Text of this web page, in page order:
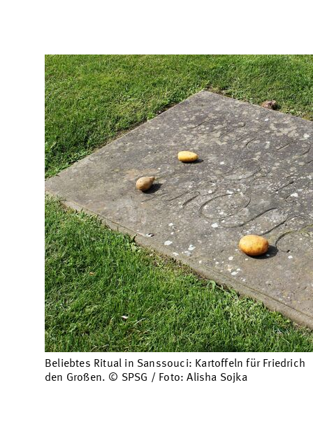
Beliebtes Ritual in Sanssouci: Kartoffeln für Friedrich
den Großen. © SPSG / Foto: Alisha Sojka